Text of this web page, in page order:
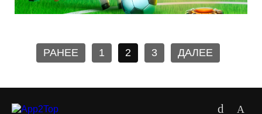
РАНЕЕ 1 2 3 ДАЛЕЕ